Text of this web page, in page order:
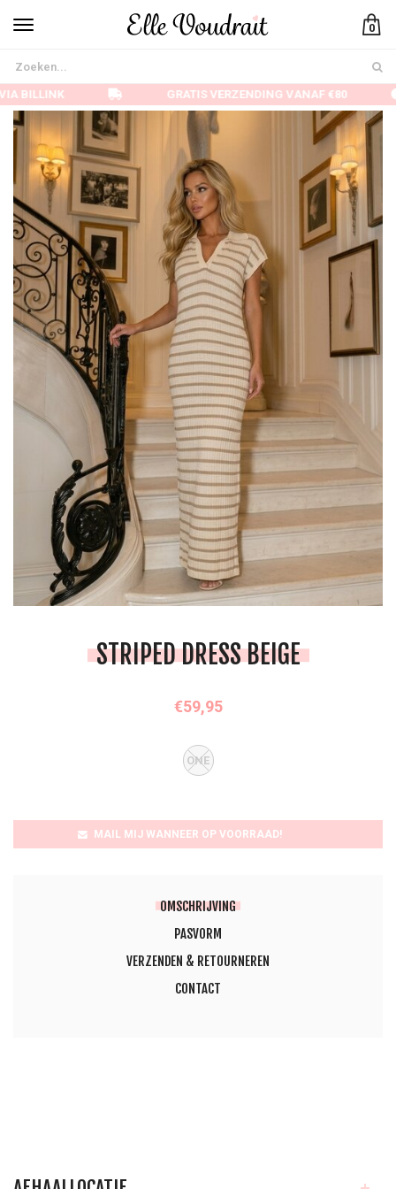
0
BILLINK GRATIS VERZENDING VANAF €80
STRIPED DRESS BEIGE
€59,95
OMSCHRIJVING
PASVORM
VERZENDEN & RETOURNEREN
CONTACT
ONE
MAIL MIJ WANNEER OP VOORRAAD!